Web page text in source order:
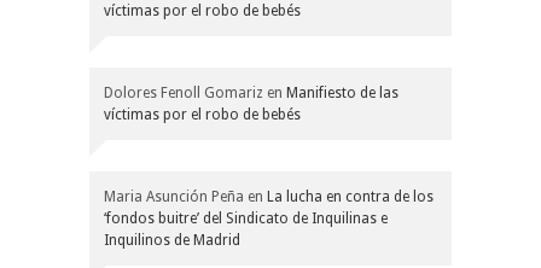
víctimas por el robo de bebés
Dolores Fenoll Gomariz en Manifiesto de las
víctimas por el robo de bebés
Maria Asunción Peña en La lucha en contra de los
‘fondos buitre’ del Sindicato de Inquilinas e
Inquilinos de Madrid